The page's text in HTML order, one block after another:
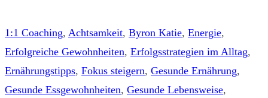
1:1 Coaching, Achtsamkeit, Byron Katie, Energie,
Erfolgreiche Gewohnheiten, Erfolgsstrategien im Alltag,
Ernährungstipps, Fokus steigern, Gesunde Ernährung,
Gesunde Essgewohnheiten, Gesunde Lebensweise,